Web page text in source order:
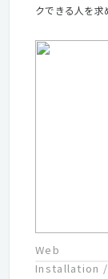
クできる人を求
BE POSITIVE,
Web
Installation